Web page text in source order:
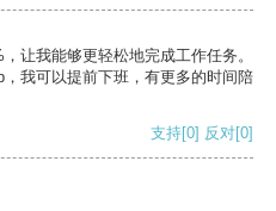
让我能够更轻松地完成工作任务。
我可以提前下班，有更多的时间陪
支持[0] 反对[0]